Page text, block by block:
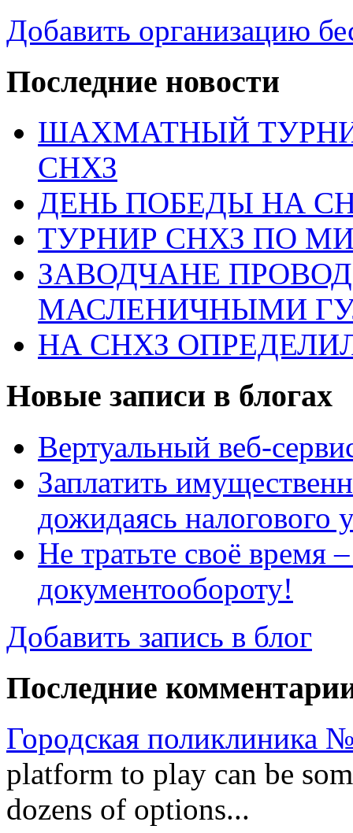
Добавить организацию
Последние новости
ШАХМАТНЫЙ
СНХЗ
ДЕНЬ ПОБЕДЫ НА
ТУРНИР СНХЗ ПО
ЗАВОДЧАНЕ
МАСЛЕНИЧНЫМИ
НА СНХЗ
Новые записи в блогах
Вертуальный веб-
Заплатить
дожидаясь налогового
Не тратьте своё время
документообороту!
Добавить запись в блог
Последние
Городская поликлиника
platform to play can be
dozens of options...